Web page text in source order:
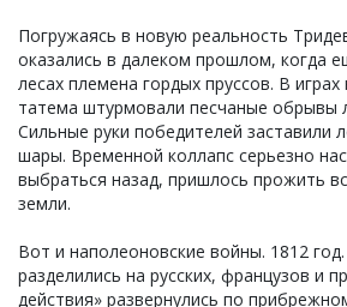
Погружаясь в новую реальность
оказались в далеком прошлом, когда
лесах племена гордых пруссов. В играх
татема штурмовали песчаные обрывы
Сильные руки победителей заставили
шары. Временной коллапс серьезно
выбраться назад, пришлось прожить
земли.
Вот и наполеоновские войны. 1812
разделились на русских, французов и
действия» развернулись по